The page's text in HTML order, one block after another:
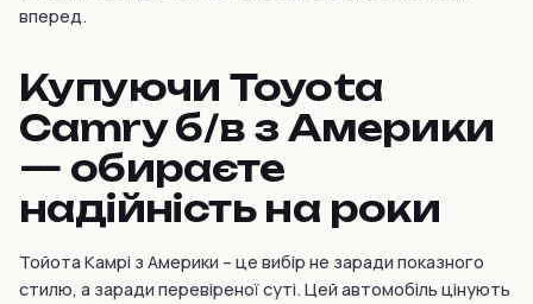
вперед.
Купуючи Toyota
Camry б/в з Америки
— обираєте
надійність на роки
Тойота Камрі з Америки – це вибір не заради показного
стилю, а заради перевіреної суті. Цей автомобіль цінують